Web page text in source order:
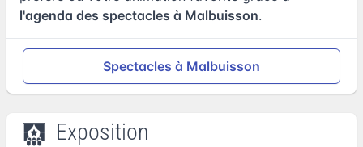
l'agenda des spectacles à Malbuisson.
Spectacles à Malbuisson
Exposition